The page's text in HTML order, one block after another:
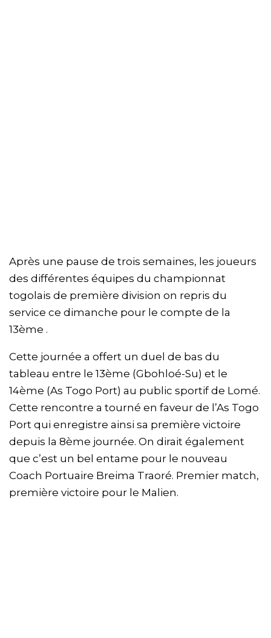
Après une pause de trois semaines, les joueurs
des différentes équipes du championnat
togolais de première division on repris du
service ce dimanche pour le compte de la
13ème .
Cette journée a offert un duel de bas du
tableau entre le 13ème (Gbohloé-Su) et le
14ème (As Togo Port) au public sportif de Lomé.
Cette rencontre a tourné en faveur de l’As Togo
Port qui enregistre ainsi sa première victoire
depuis la 8ème journée. On dirait également
que c’est un bel entame pour le nouveau
Coach Portuaire Breima Traoré. Premier match,
première victoire pour le Malien.